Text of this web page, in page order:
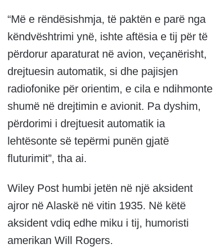
“Më e rëndësishmja, të paktën e parë nga
këndvështrimi ynë, ishte aftësia e tij për të
përdorur aparaturat në avion, veçanërisht,
drejtuesin automatik, si dhe pajisjen
radiofonike për orientim, e cila e ndihmonte
shumë në drejtimin e avionit. Pa dyshim,
përdorimi i drejtuesit automatik ia
lehtësonte së tepërmi punën gjatë
fluturimit”, tha ai.
Wiley Post humbi jetën në një aksident
ajror në Alaskë në vitin 1935. Në këtë
aksident vdiq edhe miku i tij, humoristi
amerikan Will Rogers.